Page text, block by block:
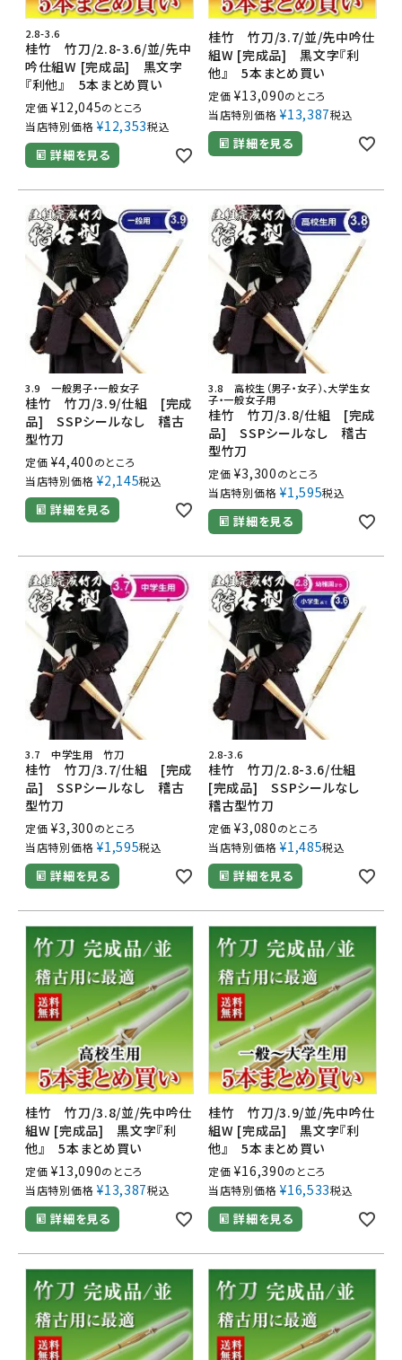
2.8-3.6
桂竹 竹刀/2.8-3.6/並/先中
吟仕組W [完成品] 黒文字
『利他』 5本まとめ買い
定価 ¥12,045のところ
当店特別価格 ¥12,353税込
詳細を見る
桂竹 竹刀/3.7/並/先中吟仕
組W [完成品] 黒文字『利
他』 5本まとめ買い
定価 ¥13,090のところ
当店特別価格 ¥13,387税込
詳細を見る
3.9 一般男子・一般女子
桂竹 竹刀/3.9/仕組 [完成
品] SSPシールなし 稽古
型竹刀
定価 ¥4,400のところ
当店特別価格 ¥2,145税込
詳細を見る
3.8 高校生（男子・女子）、大学生女
子・一般女子用
桂竹 竹刀/3.8/仕組 [完成
品] SSPシールなし 稽古
型竹刀
定価 ¥3,300のところ
当店特別価格 ¥1,595税込
詳細を見る
3.7 中学生用 竹刀
桂竹 竹刀/3.7/仕組 [完成
品] SSPシールなし 稽古
型竹刀
定価 ¥3,300のところ
当店特別価格 ¥1,595税込
詳細を見る
2.8-3.6
桂竹 竹刀/2.8-3.6/仕組
[完成品] SSPシールなし
稽古型竹刀
定価 ¥3,080のところ
当店特別価格 ¥1,485税込
詳細を見る
桂竹 竹刀/3.8/並/先中吟仕
組W [完成品] 黒文字『利
他』 5本まとめ買い
定価 ¥13,090のところ
当店特別価格 ¥13,387税込
詳細を見る
桂竹 竹刀/3.9/並/先中吟仕
組W [完成品] 黒文字『利
他』 5本まとめ買い
定価 ¥16,390のところ
当店特別価格 ¥16,533税込
詳細を見る